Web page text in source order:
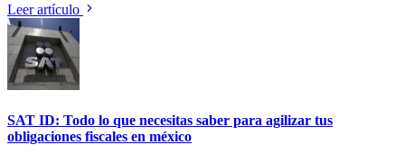
Leer artículo
SAT ID: Todo lo que necesitas saber para agilizar tus
obligaciones fiscales en méxico